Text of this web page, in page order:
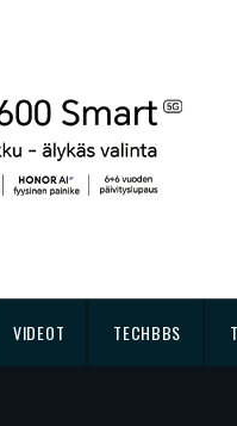
VIDEOT TECHBBS